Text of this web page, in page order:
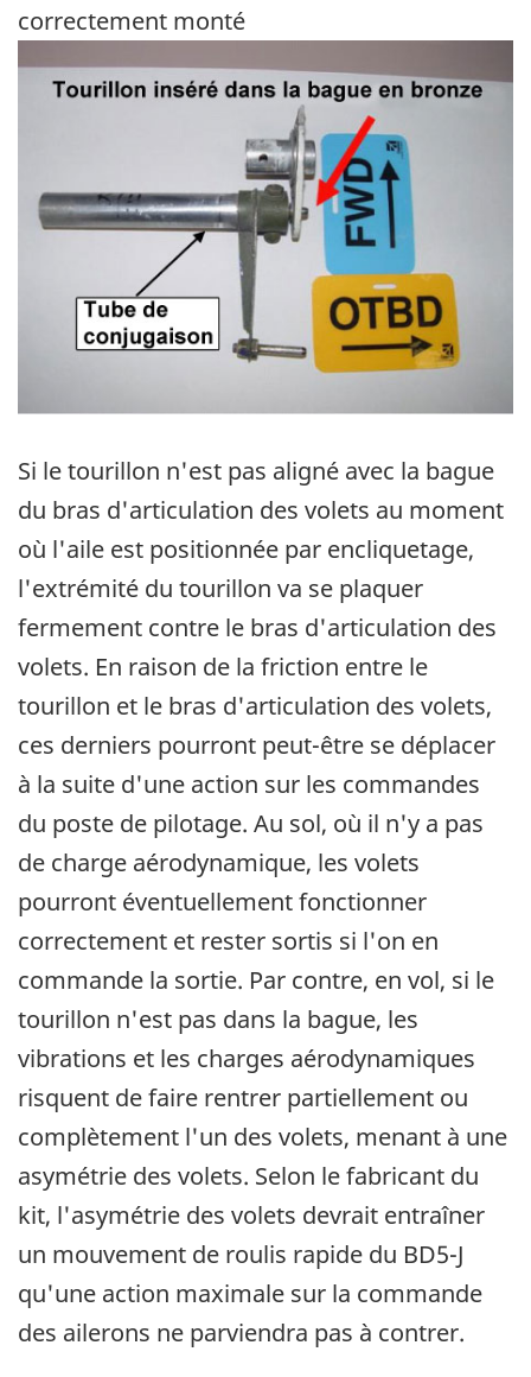
correctement monté
Image
Si le tourillon n'est pas aligné avec la bague
du bras d'articulation des volets au moment
où l'aile est positionnée par encliquetage,
l'extrémité du tourillon va se plaquer
fermement contre le bras d'articulation des
volets. En raison de la friction entre le
tourillon et le bras d'articulation des volets,
ces derniers pourront peut-être se déplacer
à la suite d'une action sur les commandes
du poste de pilotage. Au sol, où il n'y a pas
de charge aérodynamique, les volets
pourront éventuellement fonctionner
correctement et rester sortis si l'on en
commande la sortie. Par contre, en vol, si le
tourillon n'est pas dans la bague, les
vibrations et les charges aérodynamiques
risquent de faire rentrer partiellement ou
complètement l'un des volets, menant à une
asymétrie des volets. Selon le fabricant du
kit, l'asymétrie des volets devrait entraîner
un mouvement de roulis rapide du BD5-J
qu'une action maximale sur la commande
des ailerons ne parviendra pas à contrer.